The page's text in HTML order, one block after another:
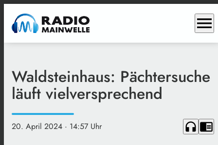
menu
Waldsteinhaus: Pächtersuche
läuft vielversprechend
20. April 2024 · 14:57 Uhr headphones chrome_reader_mode